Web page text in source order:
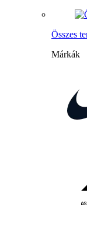
Összes
Márkák